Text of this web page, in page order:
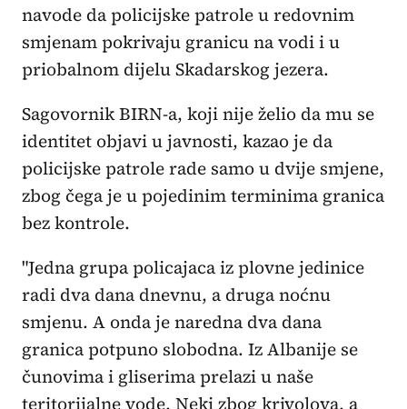
navode da policijske patrole u redovnim
smjenam pokrivaju granicu na vodi i u
priobalnom dijelu Skadarskog jezera.
Sagovornik BIRN-a, koji nije želio da mu se
identitet objavi u javnosti, kazao je da
policijske patrole rade samo u dvije smjene,
zbog čega je u pojedinim terminima granica
bez kontrole.
"Jedna grupa policajaca iz plovne jedinice
radi dva dana dnevnu, a druga noćnu
smjenu. A onda je naredna dva dana
granica potpuno slobodna. Iz Albanije se
čunovima i gliserima prelazi u naše
teritorijalne vode. Neki zbog krivolova, a